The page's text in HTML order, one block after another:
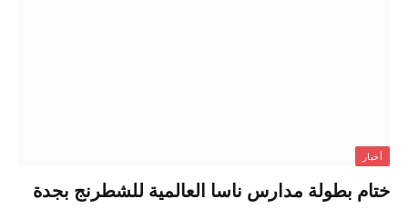
أخبار
ختام بطولة مدارس ناسا العالمية للشطرنج بجدة